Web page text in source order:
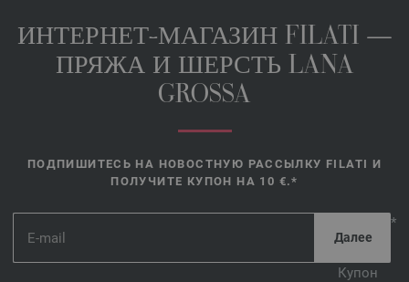
ИНТЕРНЕТ-МАГАЗИН FILATI —
ПРЯЖА И ШЕРСТЬ LANA
GROSSA
ПОДПИШИТЕСЬ НА НОВОСТНУЮ РАССЫЛКУ FILATI И
ПОЛУЧИТЕ КУПОН НА 10 €.*
*
Купон